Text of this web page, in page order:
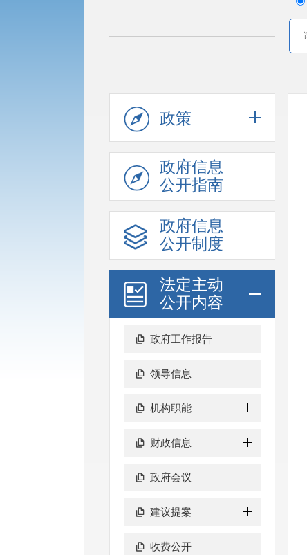
政策
政府信息
公开指南
政府信息
公开制度
法定主动
公开内容
政府工作报告
领导信息
机构职能
财政信息
政府会议
建议提案
收费公开